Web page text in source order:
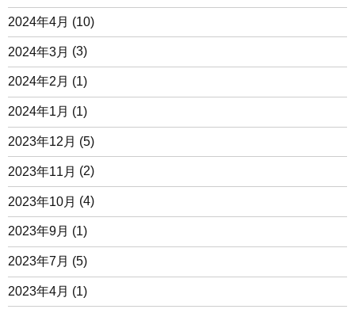
2024年4月 (10)
2024年3月 (3)
2024年2月 (1)
2024年1月 (1)
2023年12月 (5)
2023年11月 (2)
2023年10月 (4)
2023年9月 (1)
2023年7月 (5)
2023年4月 (1)